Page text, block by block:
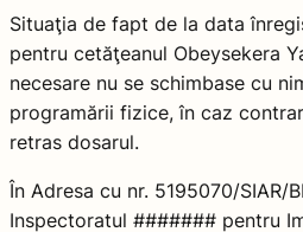
Situaţia de fapt de la data
pentru cetăţeanul Obeysekera
necesare nu se schimbase cu
programării fizice, în caz
retras dosarul.
În Adresa cu nr. 5195070/SIAR/
Inspectoratul ####### pentru